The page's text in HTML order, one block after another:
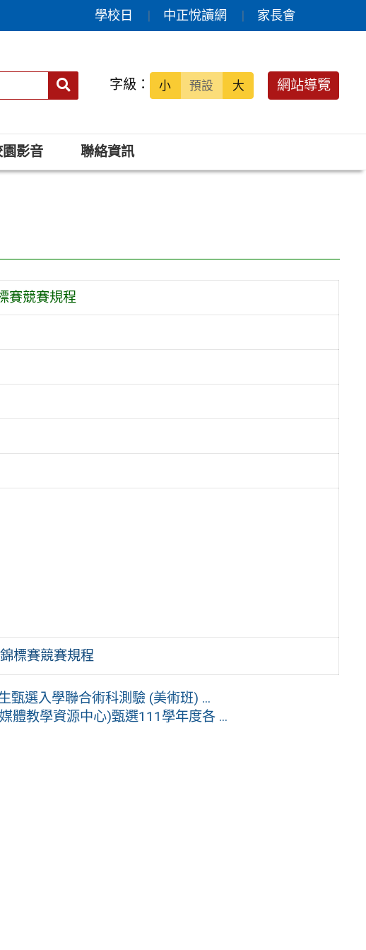
學校日 中正悅讀網 家長會
送出 字級： 小 預設 大 網站導覽
園影音 聯絡資訊
賽競賽規程
標賽競賽規程
甄選入學聯合術科測驗 (美術班) ...
體教學資源中心)甄選111學年度各 ...